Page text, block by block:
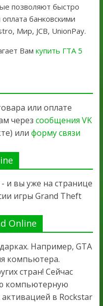
позволяют быстро
банковскими
Мир, JCB, UnionPay.
Вам купить ГТА 5
или оплате
через сообщения VK
или форму связи
и вы уже на странице
игры Grand Theft
Online
Например, GTA
компьютера.
стран! Сейчас
компьютерную
активацией в Rockstar